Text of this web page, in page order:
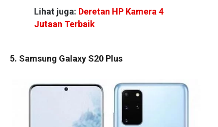
Lihat juga: Deretan HP Kamera 4
Jutaan Terbaik
5. Samsung Galaxy S20 Plus